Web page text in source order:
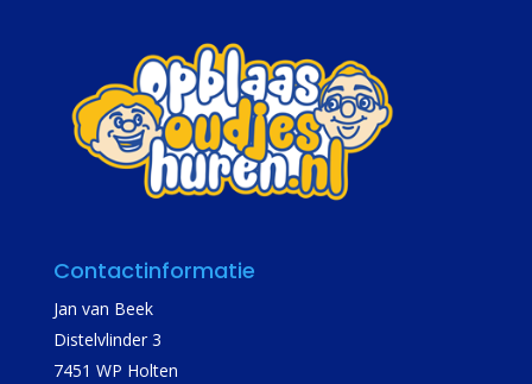
Contactinformatie
Jan van Beek
Distelvlinder 3
7451 WP Holten